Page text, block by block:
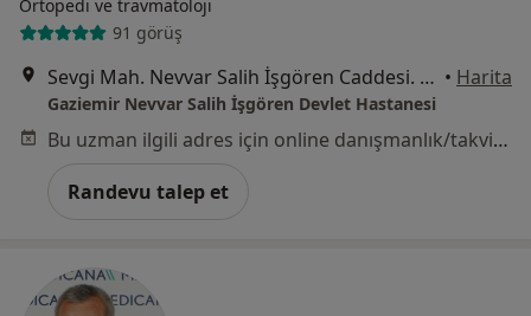
Ortopedi ve travmatoloji
91 görüş
Sevgi Mah. Nevvar Salih İşgören Caddesi. No 16, Gaziemir • Harita
Gaziemir Nevvar Salih İşgören Devlet Hastanesi
Bu uzman ilgili adres için online danışmanlık/takvim sunmuyor.
Randevu talep et